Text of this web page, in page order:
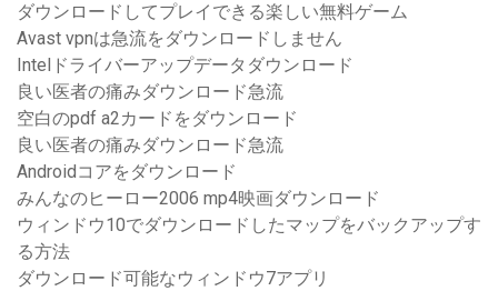
ダウンロードしてプレイできる楽しい無料ゲーム
Avast vpnは急流をダウンロードしません
Intelドライバーアップデータダウンロード
良い医者の痛みダウンロード急流
空白のpdf a2カードをダウンロード
良い医者の痛みダウンロード急流
Androidコアをダウンロード
みんなのヒーロー2006 mp4映画ダウンロード
ウィンドウ10でダウンロードしたマップをバックアップす
る方法
ダウンロード可能なウィンドウ7アプリ